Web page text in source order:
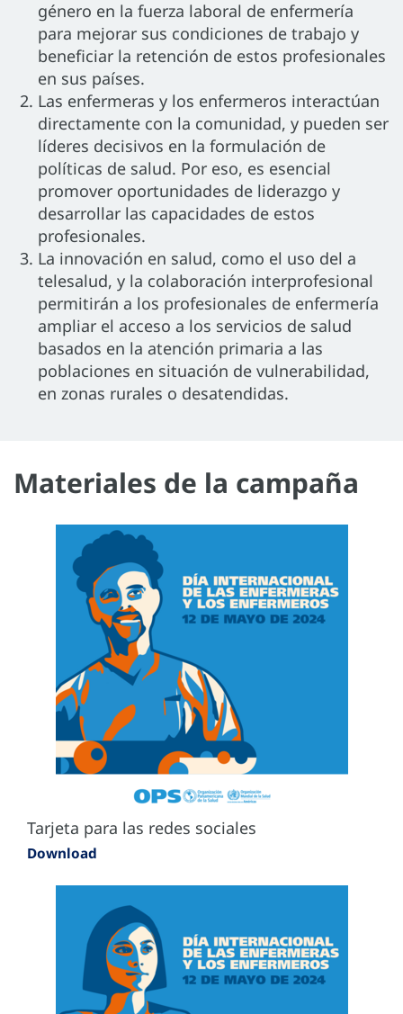
género en la fuerza laboral de enfermería
para mejorar sus condiciones de trabajo y
beneficiar la retención de estos profesionales
en sus países.
Las enfermeras y los enfermeros interactúan
directamente con la comunidad, y pueden ser
líderes decisivos en la formulación de
políticas de salud. Por eso, es esencial
promover oportunidades de liderazgo y
desarrollar las capacidades de estos
profesionales.
La innovación en salud, como el uso del a
telesalud, y la colaboración interprofesional
permitirán a los profesionales de enfermería
ampliar el acceso a los servicios de salud
basados en la atención primaria a las
poblaciones en situación de vulnerabilidad,
en zonas rurales o desatendidas.
Materiales de la campaña
Tarjeta para las redes sociales
Download